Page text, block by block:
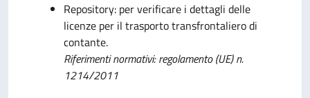
Repository: per verificare i dettagli delle
licenze per il trasporto transfrontaliero di
contante.
Riferimenti normativi: regolamento (UE) n.
1214/2011